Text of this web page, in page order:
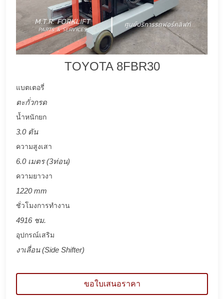
TOYOTA 8FBR30
แบตเตอรี่
ตะกั่วกรด
น้ำหนักยก
3.0 ตัน
ความสูงเสา
6.0 เมตร (3ท่อน)
ความยาวงา
1220 mm
ชั่วโมงการทำงาน
4916 ชม.
อุปกรณ์เสริม
งาเลื่อน (Side Shifter)
ขอใบเสนอราคา